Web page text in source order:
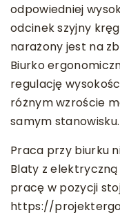
odpowiedniej
odcinek szyjny
narażony jest na
Biurko
regulację
różnym wzroście
samym stanowisku.
Praca przy biurku
Blaty z
pracę w pozycji
https://